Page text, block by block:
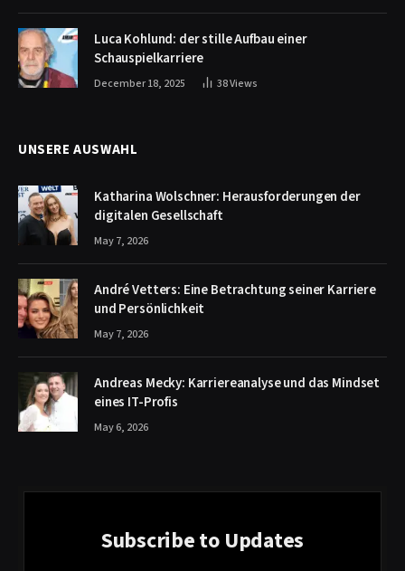
Luca Kohlund: der stille Aufbau einer
Schauspielkarriere
December 18, 2025 38Views
UNSERE AUSWAHL
Katharina Wolschner: Herausforderungen der
digitalen Gesellschaft
May 7, 2026
André Vetters: Eine Betrachtung seiner Karriere
und Persönlichkeit
May 7, 2026
Andreas Mecky: Karriereanalyse und das Mindset
eines IT-Profis
May 6, 2026
Subscribe to Updates